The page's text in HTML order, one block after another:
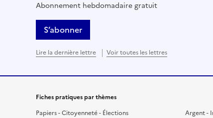
Abonnement hebdomadaire gratuit
S’abonner
Lire la dernière lettre Voir toutes les lettres
Fiches pratiques par thèmes
Papiers - Citoyenneté - Élections
Argent -